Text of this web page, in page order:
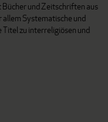
und Zeitschriften aus
allem Systematische und
zu interreligiösen und